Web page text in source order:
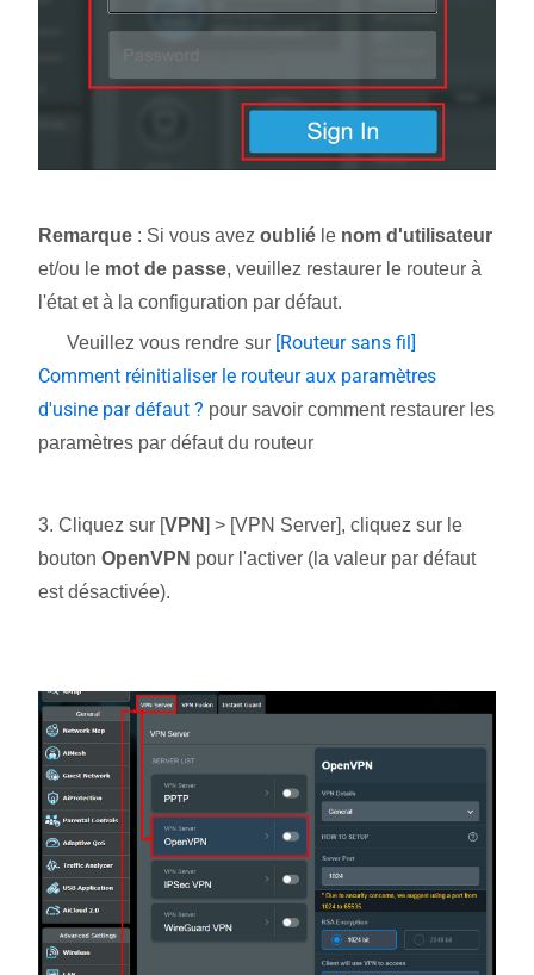
Remarque : Si vous avez oublié le nom d'utilisateur
et/ou le mot de passe, veuillez restaurer le routeur à
l'état et à la configuration par défaut.
Veuillez vous rendre sur [Routeur sans fil]
Comment réinitialiser le routeur aux paramètres
d'usine par défaut ? pour savoir comment restaurer les
paramètres par défaut du routeur
3. Cliquez sur [VPN] > [VPN Server], cliquez sur le
bouton OpenVPN pour l'activer (la valeur par défaut
est désactivée).